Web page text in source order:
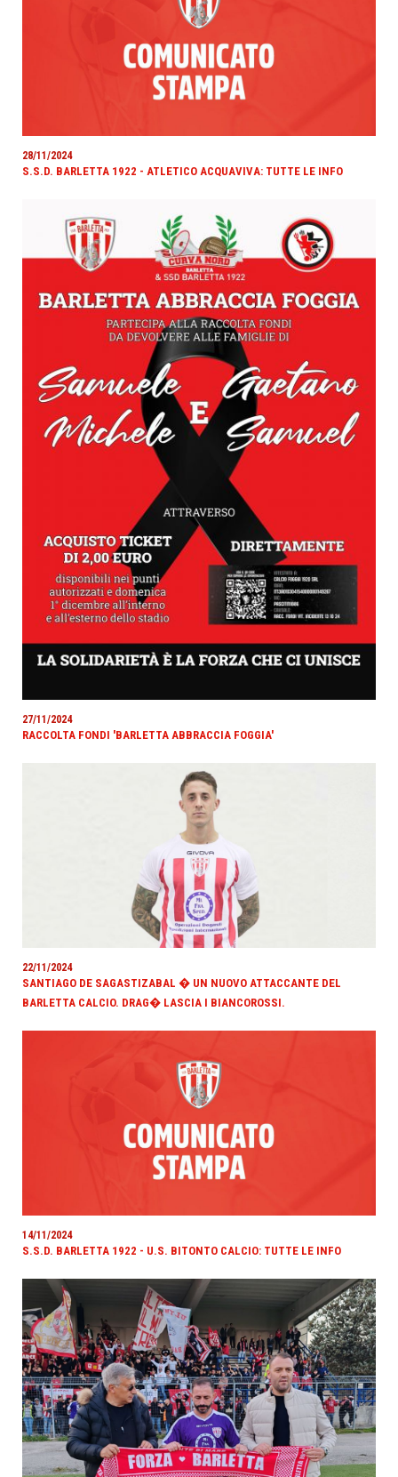
28/11/2024
S.S.D. BARLETTA 1922 - ATLETICO ACQUAVIVA: TUTTE LE INFO
27/11/2024
RACCOLTA FONDI 'BARLETTA ABBRACCIA FOGGIA'
22/11/2024
SANTIAGO DE SAGASTIZABAL � UN NUOVO ATTACCANTE DEL
BARLETTA CALCIO. DRAG� LASCIA I BIANCOROSSI.
14/11/2024
S.S.D. BARLETTA 1922 - U.S. BITONTO CALCIO: TUTTE LE INFO